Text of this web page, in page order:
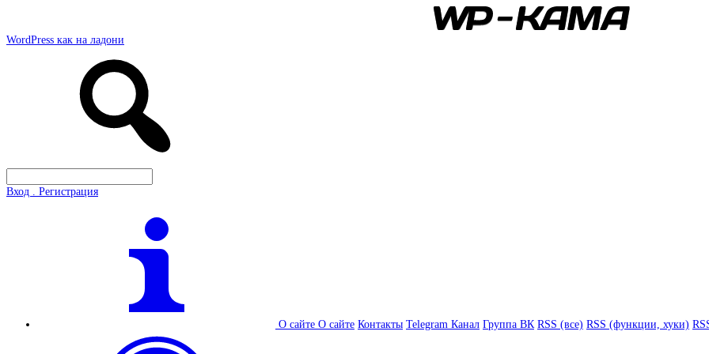
WordPress как на ладони
Вход . Регистрация
О сайте О сайте Контакты Telegram Канал Группа ВК RSS (все) RSS (функции, хуки)